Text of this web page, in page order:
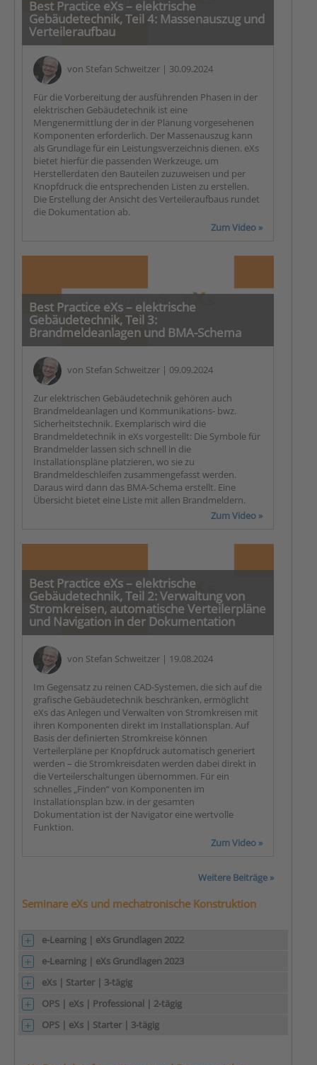
Best Practice eXs – elektrische
Gebäudetechnik, Teil 4: Massenauszug und
Verteileraufbau
von Stefan Schweitzer | 30.09.2024
Für die Vorbereitung der ausführenden Phasen in der
elektrischen Gebäudetechnik ist eine
Mengenermittlung der in der Planung vorgesehenen
Komponenten erforderlich. Der Massenauszug kann
als Grundlage für ein Leistungsverzeichnis dienen. eXs
bietet hierfür die passenden Werkzeuge, um
Herstellerdaten den Bauteilen zuzuweisen und per
Knopfdruck die entsprechenden Listen zu erstellen.
Die Erstellung der Ansicht des Verteileraufbaus rundet
die Dokumentation ab.
Zum Video »
Best Practice eXs – elektrische
Gebäudetechnik, Teil 3:
Brandmeldeanlagen und BMA-Schema
von Stefan Schweitzer | 09.09.2024
Zur elektrischen Gebäudetechnik gehören auch
Brandmeldeanlagen und Kommunikations- bwz.
Sicherheitstechnik. Exemplarisch wird die
Brandmeldetechnik in eXs vorgestellt: Die Symbole für
Brandmelder lassen sich schnell in die
Installationspläne platzieren, wo sie zu
Brandmeldeschleifen zusammengefasst werden.
Daraus wird dann das BMA-Schema erstellt. Eine
Übersicht bietet eine Liste mit allen Brandmeldern.
Zum Video »
Best Practice eXs – elektrische
Gebäudetechnik, Teil 2: Verwaltung von
Stromkreisen, automatische Verteilerpläne
und Navigation in der Dokumentation
von Stefan Schweitzer | 19.08.2024
Im Gegensatz zu reinen CAD-Systemen, die sich auf die
grafische Gebäudetechnik beschränken, ermöglicht
eXs das Anlegen und Verwalten von Stromkreisen mit
ihren Komponenten direkt im Installationsplan. Auf
Basis der definierten Stromkreise können
Verteilerpläne per Knopfdruck automatisch generiert
werden – die Stromkreisdaten werden dabei direkt in
die Verteilerschaltungen übernommen. Für ein
schnelles „Finden“ von Komponenten im
Installationsplan bzw. in der gesamten
Dokumentation ist der Navigator eine wertvolle
Funktion.
Zum Video »
Weitere Beiträge »
Seminare eXs und mechatronische Konstruktion
e-Learning | eXs Grundlagen 2022
e-Learning | eXs Grundlagen 2023
eXs | Starter | 3-tägig
OPS | eXs | Professional | 2-tägig
OPS | eXs | Starter | 3-tägig